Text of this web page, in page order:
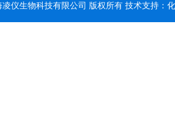
仪生物科技有限公司 版权所有 技术支持：